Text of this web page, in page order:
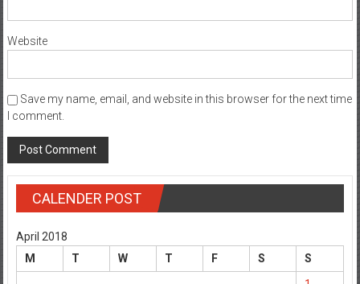
Website
Save my name, email, and website in this browser for the next time
I comment.
CALENDER POST
April 2018
M
T W T F S
S